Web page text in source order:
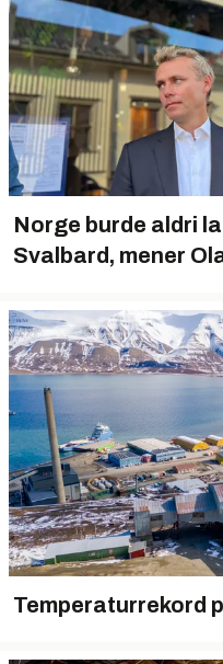
Norge burde aldri
Svalbard, mener
Temperaturrekord